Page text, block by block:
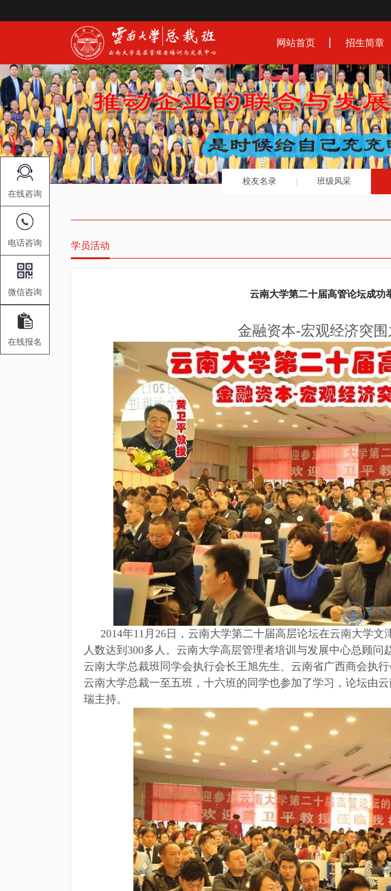
网站首页 招生简章
校友名录 班级风采
学员活动
云南大学第二十届高管论坛成功
金融资本-宏观经济突围
2014年11月26日，云南大学第二十届高层论坛在云南大学
人数达到300多人。云南大学高层管理者培训与发展中心总顾问
云南大学总裁班同学会执行会长王旭先生、云南省广西商会执
云南大学总裁一至五班，十六班的同学也参加了学习，论坛由
瑞主持。
在线咨询
电话咨询
微信咨询
在线报名